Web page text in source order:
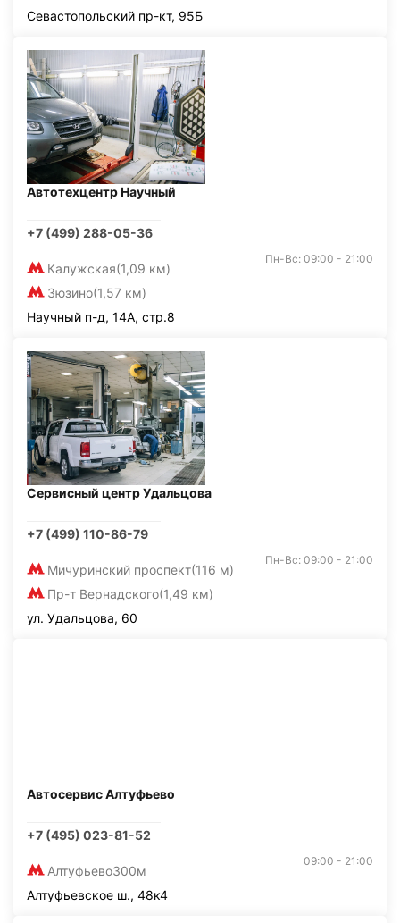
Севастопольский пр-кт, 95Б
Автотехцентр Научный
+7 (499) 288-05-36
Калужская(1,09 км)
Зюзино(1,57 км)
Пн-Вс: 09:00 - 21:00
Научный п-д, 14А, стр.8
Сервисный центр Удальцова
+7 (499) 110-86-79
Мичуринский проспект(116 м)
Пр-т Вернадского(1,49 км)
Пн-Вс: 09:00 - 21:00
ул. Удальцова, 60
Автосервис Алтуфьево
+7 (495) 023-81-52
Алтуфьево300м
09:00 - 21:00
Алтуфьевское ш., 48к4